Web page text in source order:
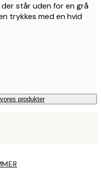
står uden for en grå
trykkes med en hvid
produkter